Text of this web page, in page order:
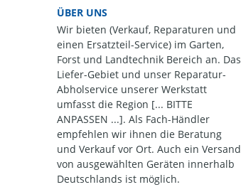
ÜBER UNS
Wir bieten (Verkauf, Reparaturen und
einen Ersatzteil-Service) im Garten,
Forst und Landtechnik Bereich an. Das
Liefer-Gebiet und unser Reparatur-
Abholservice unserer Werkstatt
umfasst die Region [... BITTE
ANPASSEN ...]. Als Fach-Händler
empfehlen wir ihnen die Beratung
und Verkauf vor Ort. Auch ein Versand
von ausgewählten Geräten innerhalb
Deutschlands ist möglich.